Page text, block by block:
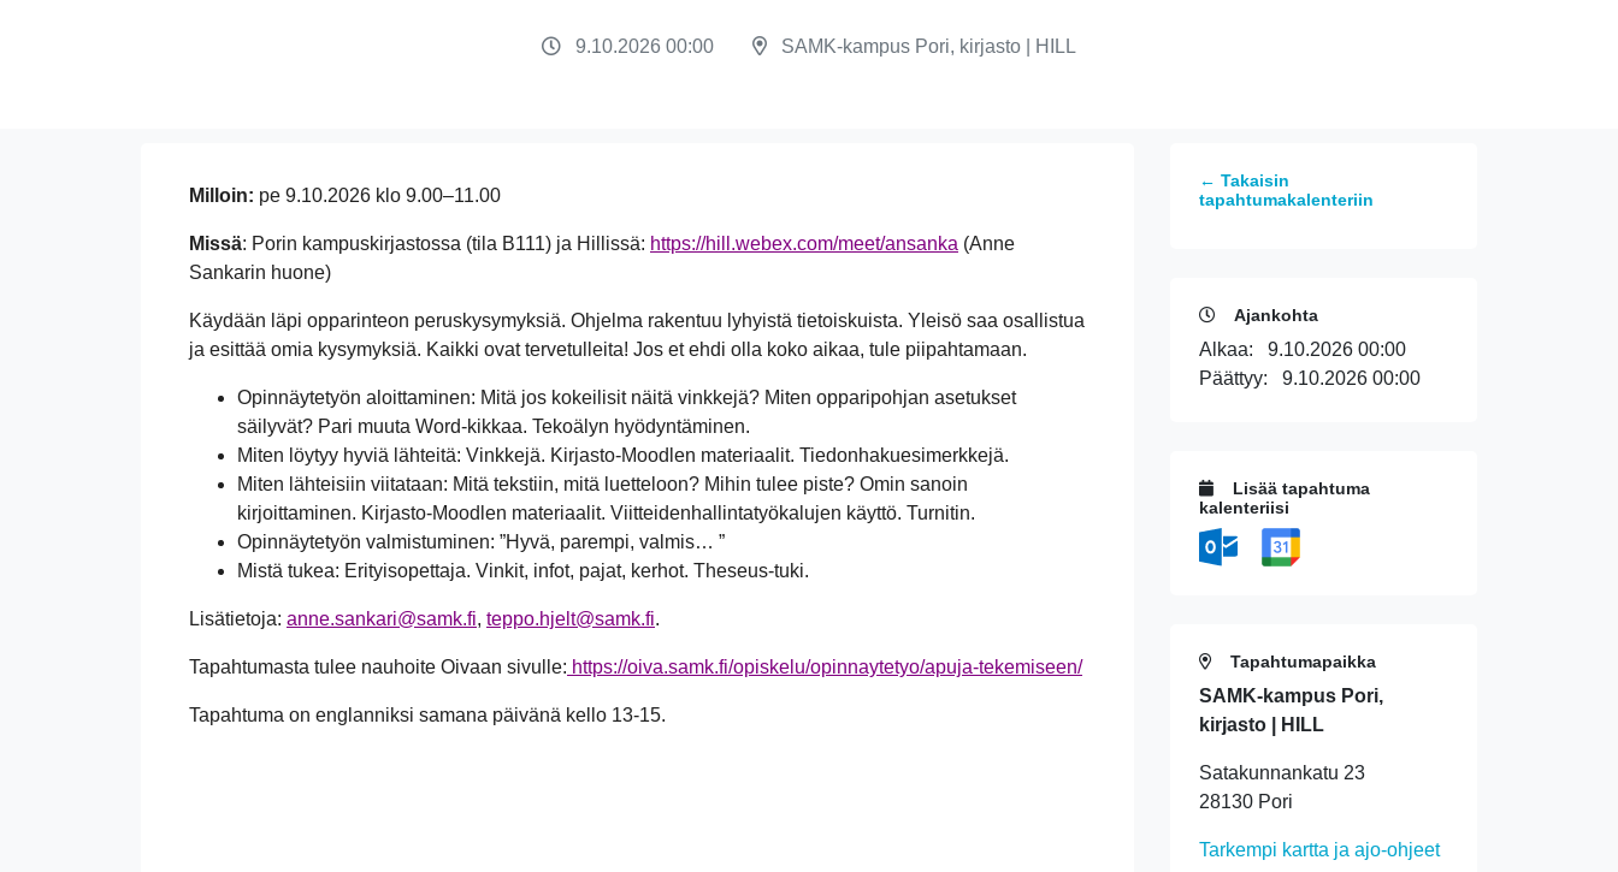
9.10.2026 00:00 SAMK-kampus Pori, kirjasto | HILL
Milloin: pe 9.10.2026 klo 9.00–11.00
Missä: Porin kampuskirjastossa (tila B111) ja Hillissä: https://hill.webex.com/meet/ansanka (Anne
Sankarin huone)
Käydään läpi opparinteon peruskysymyksiä. Ohjelma rakentuu lyhyistä tietoiskuista. Yleisö saa osallistua
ja esittää omia kysymyksiä. Kaikki ovat tervetulleita! Jos et ehdi olla koko aikaa, tule piipahtamaan.
Opinnäytetyön aloittaminen: Mitä jos kokeilisit näitä vinkkejä? Miten opparipohjan asetukset
säilyvät? Pari muuta Word-kikkaa. Tekoälyn hyödyntäminen.
Miten löytyy hyviä lähteitä: Vinkkejä. Kirjasto-Moodlen materiaalit. Tiedonhakuesimerkkejä.
Miten lähteisiin viitataan: Mitä tekstiin, mitä luetteloon? Mihin tulee piste? Omin sanoin
kirjoittaminen. Kirjasto-Moodlen materiaalit. Viitteidenhallintatyökalujen käyttö. Turnitin.
Opinnäytetyön valmistuminen: ”Hyvä, parempi, valmis… ”
Mistä tukea: Erityisopettaja. Vinkit, infot, pajat, kerhot. Theseus-tuki.
Lisätietoja: anne.sankari@samk.fi, teppo.hjelt@samk.fi.
Tapahtumasta tulee nauhoite Oivaan sivulle: https://oiva.samk.fi/opiskelu/opinnaytetyo/apuja-tekemiseen/
Tapahtuma on englanniksi samana päivänä kello 13-15.
← Takaisin
tapahtumakalenteriin
Ajankohta
Alkaa: 9.10.2026 00:00
Päättyy: 9.10.2026 00:00
Lisää tapahtuma
kalenteriisi
Tapahtumapaikka
SAMK-kampus Pori,
kirjasto | HILL
Satakunnankatu 23
28130 Pori
Tarkempi kartta ja ajo-ohjeet